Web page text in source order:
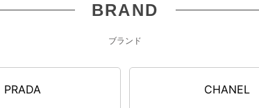
BRAND
ブランド
PRADA CHANEL